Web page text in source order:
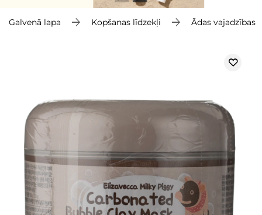
Galvenā lapa Kopšanas līdzekļi Ādas vajadzības